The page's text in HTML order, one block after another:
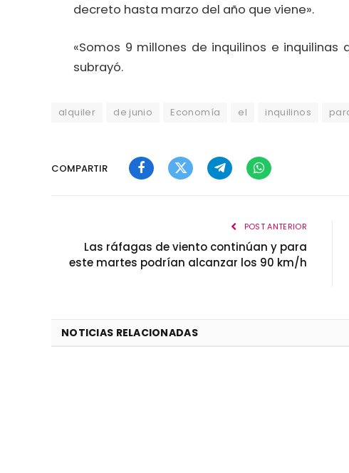
decreto hasta marzo del año que viene».
«Somos 9 millones de inquilinos e
subrayó.
alquiler de junio Economía el inquilinos
COMPARTIR
FacebookTwitterTelegramWhatsApp
POST ANTERIOR
Las ráfagas de viento continúan y para
este martes podrían alcanzar los 90 km/h
NOTICIAS RELACIONADAS